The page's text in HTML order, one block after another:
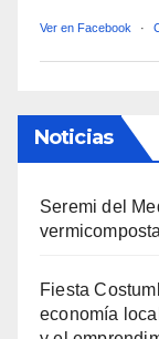
Ver en Facebook ·
Noticias
Seremi del
Fiesta
economía